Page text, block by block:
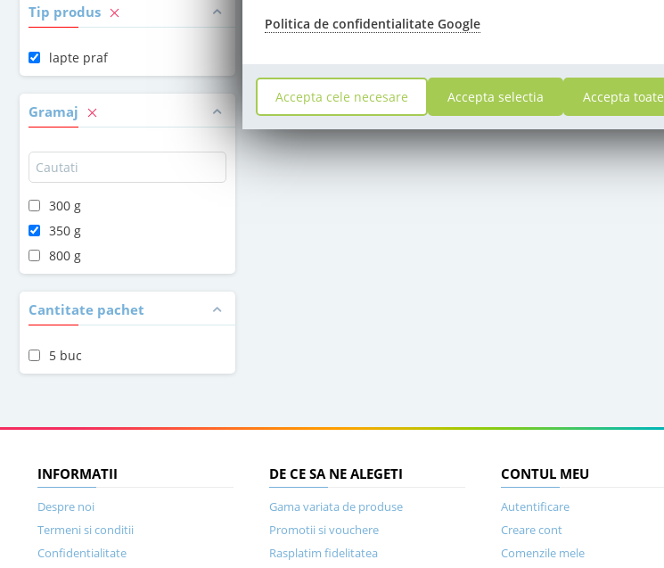
Tip produs
lapte praf
Gramaj
300 g
350 g
800 g
Cantitate pachet
5 buc
INFORMATII
Despre noi
Termeni si conditii
Confidentialitate
DE CE SA NE ALEGETI
Gama variata de produse
Promotii si vouchere
Rasplatim fidelitatea
CONTUL MEU
Autentificare
Creare cont
Comenzile mele
Politica de confidentialitate Google
Accepta cele necesare Accepta selectia Accepta toate